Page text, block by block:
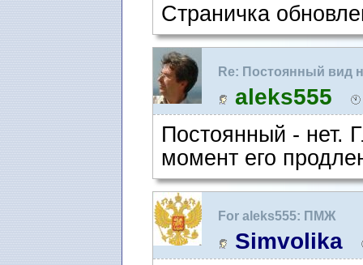
Страничка
Re: Постоянный вид
aleks555
Постоянный - нет.
момент его
For aleks555: ПМЖ
Simvolika